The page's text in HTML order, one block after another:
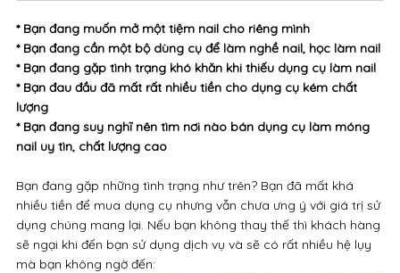
* Bạn đang muốn mở một tiệm nail cho riêng mình
* Bạn đang cần một bộ dùng cụ để làm nghề nail, học làm nail
* Bạn đang gặp tình trạng khó khăn khi thiếu dụng cụ làm nail
* Bạn đau đầu đã mất rất nhiều tiền cho dụng cụ kém chất
lượng
* Bạn đang suy nghĩ nên tìm nơi nào bán dụng cụ làm móng
nail uy tìn, chất lượng cao
Bạn đang gặp những tình trạng như trên? Bạn đã mất khá
nhiều tiền để mua dụng cụ nhưng vẫn chưa ưng ý với giá trị sử
dụng chúng mang lại. Nếu bạn không thay thế thì khách hàng
sẽ ngại khi đến bạn sử dụng dịch vụ và sẽ có rất nhiều hệ lụy
mà bạn không ngờ đến: